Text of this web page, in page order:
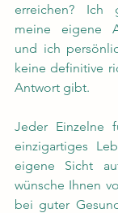
erreichen? Ich
meine eigene
und ich
keine definitive
Antwort gibt.
Jeder Einzelne
einzigartiges
eigene Sicht
wünsche Ihnen
bei guter